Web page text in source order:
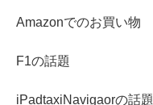
Amazonでのお買い物
F1の話題
iPadtaxiNavigaorの話題